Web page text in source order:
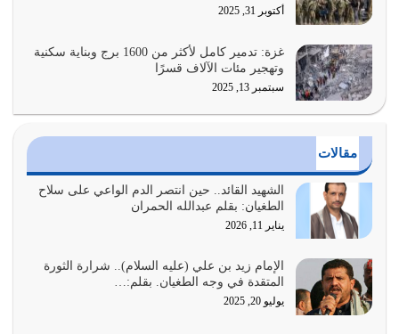
أراد الله لهذه الأمة ان تكون خير امة أخرجت للناس بالنهوض
بالأمر بالمعروف والنهي عن…
يوليو 25, 2026
الدين الذي شرعه الله لا يجوز أن يخضع لآرائنا وأهوائنا
أي أمة تتفرق في الدين وتتفرق في كيانها معناه أنها أصبحت
أمة عاجزة عن النهوض…
يوليو 23, 2026
بحبل الله جميعاً وليس كل…
يوليو 22, 2026
أكتوبر 31, 2025
غزة: تدمير كامل لأكثر من 1600 برج وبناية سكنية
وتهجير مئات الآلاف قسرًا
سبتمبر 13, 2025
مقالات
الشهيد القائد.. حين انتصر الدم الواعي على سلاح
الطغيان: بقلم عبدالله الحمران
يناير 11, 2026
الإمام زيد بن علي (عليه السلام).. شرارة الثورة
المتقدة في وجه الطغيان. بقلم:…
يوليو 20, 2025